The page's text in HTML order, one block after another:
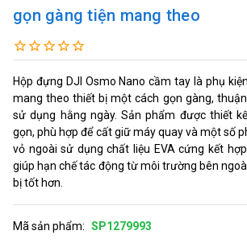
gọn gàng tiện mang theo
Hộp đựng DJI Osmo Nano cầm tay là phụ
mang theo thiết bị một cách gọn gàng,
sử dụng hằng ngày. Sản phẩm được thiết
gọn, phù hợp để cất giữ máy quay và một số
vỏ ngoài sử dụng chất liệu EVA cứng kết
giúp hạn chế tác động từ môi trường bên
bị tốt hơn.
Mã sản phẩm: SP1279993